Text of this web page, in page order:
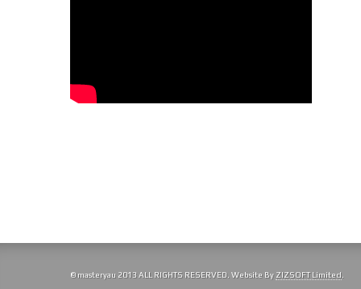
© masteryau 2013 ALL RIGHTS RESERVED. Website By ZIZSOFT Limited